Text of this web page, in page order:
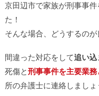
京田辺市で家族が刑事事
た！
そんな場合、どうするの
間違った対応をして追い込
死傷と刑事事件を主要業務
所の弁護士に連絡しましょ